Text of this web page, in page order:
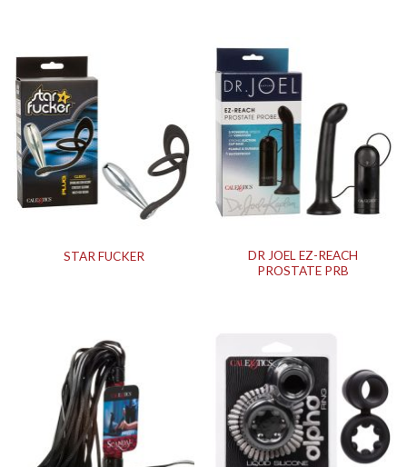
STAR FUCKER
DR JOEL EZ-REACH
PROSTATE PRB